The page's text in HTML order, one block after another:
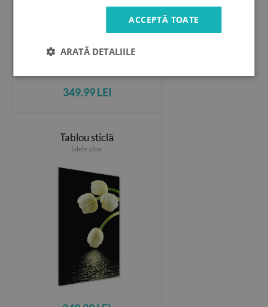
349.99 LEI
Tablou sticlă
lalele albe
ACCEPTĂ TOATE
ARATĂ DETALIILE